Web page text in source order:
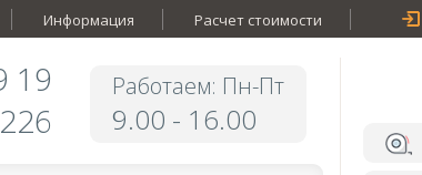
Информация Расчет стоимости
19
Работаем: Пн-Пт
9.00 - 16.00